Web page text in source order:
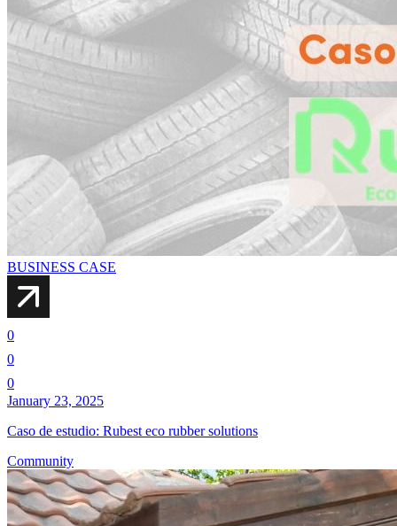
BUSINESS CASE
0
0
0
January 23, 2025
Caso de estudio: Rubest eco rubber solutions
Community